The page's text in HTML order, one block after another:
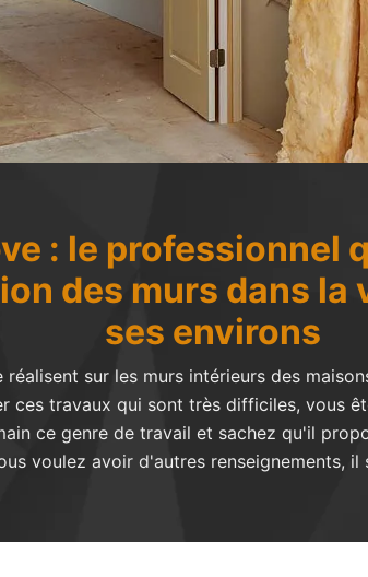
: le professionnel
des murs dans la
ses environs
sur les murs intérieurs des
ces travaux qui sont très difficiles, vous
ce genre de travail et sachez qu'il
voulez avoir d'autres renseignements,